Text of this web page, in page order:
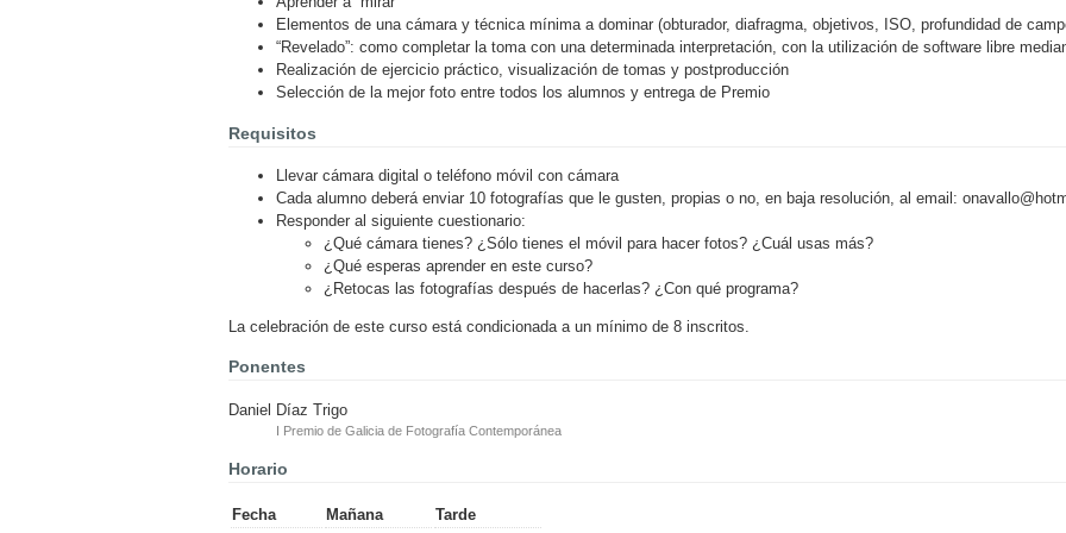
Elementos de una cámara y técnica mínima a dominar (obturador, diafragma, objetivos, ISO, profundidad de
“Revelado”: como completar la toma con una determinada interpretación, con la utilización de software libre
Realización de ejercicio práctico, visualización de tomas y postproducción
Selección de la mejor foto entre todos los alumnos y entrega de Premio
Requisitos
Llevar cámara digital o teléfono móvil con cámara
Cada alumno deberá enviar 10 fotografías que le gusten, propias o no, en baja resolución, al email:
Responder al siguiente cuestionario:
¿Qué cámara tienes? ¿Sólo tienes el móvil para hacer fotos? ¿Cuál usas más?
¿Qué esperas aprender en este curso?
¿Retocas las fotografías después de hacerlas? ¿Con qué programa?
La celebración de este curso está condicionada a un mínimo de 8 inscritos.
Ponentes
Daniel Díaz Trigo
I Premio de Galicia de Fotografía Contemporánea
Horario
Fecha Mañana Tarde